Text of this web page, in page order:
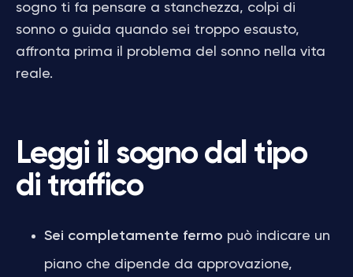
sogno ti fa pensare a stanchezza, colpi di
sonno o guida quando sei troppo esausto,
affronta prima il problema del sonno nella vita
reale.
Leggi il sogno dal tipo
di traffico
Sei completamente fermo può indicare un
piano che dipende da approvazione,